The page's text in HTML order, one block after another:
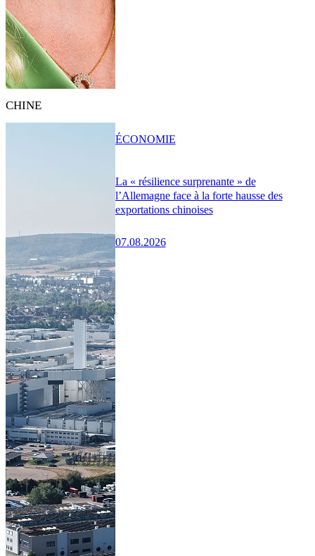
CHINE
La « résilience surprenante » de
l’Allemagne face à la forte hausse des
exportations chinoises
07.08.2026
ÉCONOMIE